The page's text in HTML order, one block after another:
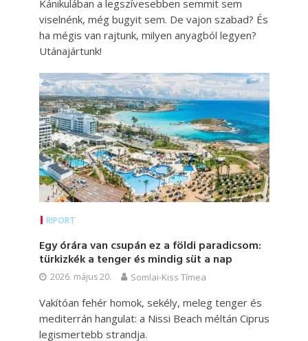
Kánikulában a legszívesebben semmit sem
viselnénk, még bugyit sem. De vajon szabad? És
ha mégis van rajtunk, milyen anyagból legyen?
Utánajártunk!
RIPORT
Egy órára van csupán ez a földi paradicsom:
türkizkék a tenger és mindig süt a nap
2026. május 20. Somlai-Kiss Tímea
Vakítóan fehér homok, sekély, meleg tenger és
mediterrán hangulat: a Nissi Beach méltán Ciprus
legismertebb strandja.